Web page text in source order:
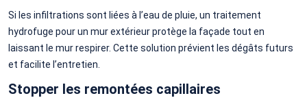
Si les infiltrations sont liées à l’eau de pluie, un traitement
hydrofuge pour un mur extérieur protège la façade tout en
laissant le mur respirer. Cette solution prévient les dégâts futurs
et facilite l’entretien.
Stopper les remontées capillaires